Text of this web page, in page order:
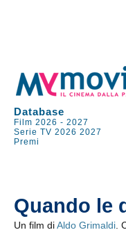
Database
Film 2026 -2027
Serie TV 2026 2027
Premi
Quando le
Un film diAldo Grimaldi .